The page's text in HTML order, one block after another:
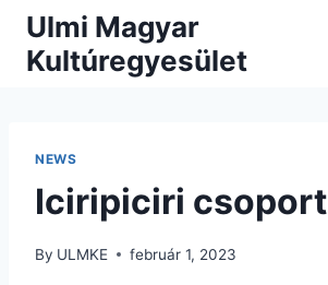
Skip
content
Ulmi Magyar
Kultúregyesület
NEWS
Iciripiciri csoport
By ULMKE február 1, 2023